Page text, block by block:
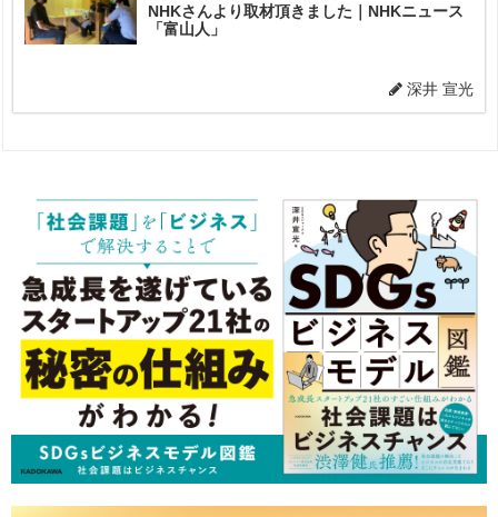
NHKさんより取材頂きました｜NHKニュース
「富山人」
深井 宣光